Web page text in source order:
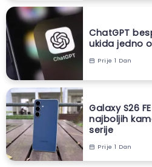
ChatGPT
ukida jedno
Prije 1 Dan
Galaxy S26
najboljih
serije
Prije 1 Dan